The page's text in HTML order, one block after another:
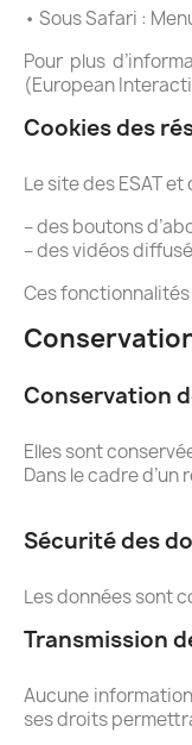
• Sous Safari :
Pour plus
(European
Cookies des
Le site des ESAT
– des boutons
– des vidéos
Ces
Conservation
Elles sont
Dans le cadre
Sécurité des
Les données sont
Transmission
Aucune
ses droits